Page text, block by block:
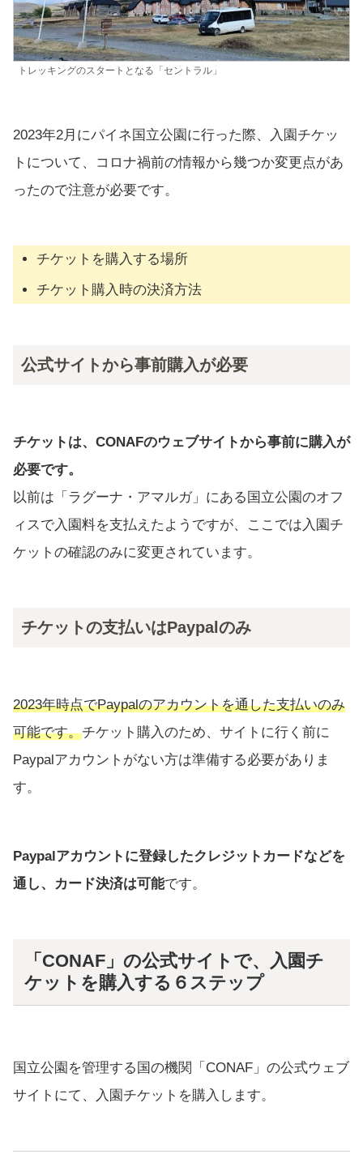
トレッキングのスタートとなる「セントラル」
2023年2月にパイネ国立公園に行った際、入園チケッ
トについて、コロナ禍前の情報から幾つか変更点があ
ったので注意が必要です。
チケットを購入する場所
チケット購入時の決済方法
公式サイトから事前購入が必要
チケットは、CONAFのウェブサイトから事前に購入が
必要です。
以前は「ラグーナ・アマルガ」にある国立公園のオフ
ィスで入園料を支払えたようですが、ここでは入園チ
ケットの確認のみに変更されています。
チケットの支払いはPaypalのみ
2023年時点でPaypalのアカウントを通した支払いのみ
可能です。チケット購入のため、サイトに行く前に
Paypalアカウントがない方は準備する必要がありま
す。
Paypalアカウントに登録したクレジットカードなどを
通し、カード決済は可能です。
「CONAF」の公式サイトで、入園チ
ケットを購入する６ステップ
国立公園を管理する国の機関「CONAF」の公式ウェブ
サイトにて、入園チケットを購入します。